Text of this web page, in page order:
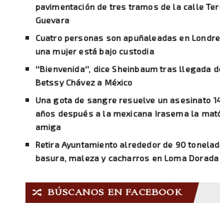
pavimentación de tres tramos de la calle
Guevara
Cuatro personas son apuñaleadas en
una mujer está bajo custodia
''Bienvenida'', dice Sheinbaum tras llegada
Betssy Chávez a México
Una gota de sangre resuelve un asesinato
años después a la mexicana Irasema la
amiga
Retira Ayuntamiento alrededor de 90
basura, maleza y cacharros en Loma Dorada
🔀 BÚSCANOS EN FACEBOOK